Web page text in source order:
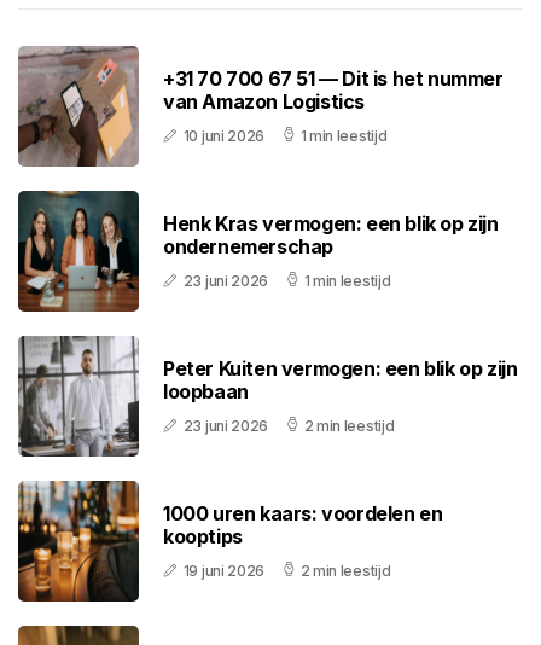
+31 70 700 67 51 — Dit is het nummer
van Amazon Logistics
10 juni 2026 1 min leestijd
Henk Kras vermogen: een blik op zijn
ondernemerschap
23 juni 2026 1 min leestijd
Peter Kuiten vermogen: een blik op zijn
loopbaan
23 juni 2026 2 min leestijd
1000 uren kaars: voordelen en
kooptips
19 juni 2026 2 min leestijd